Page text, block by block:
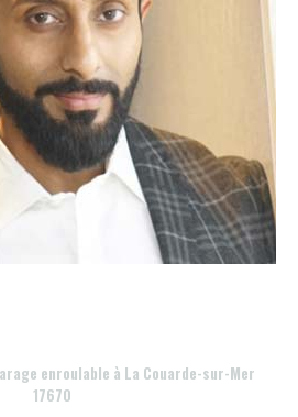
enroulable à La Couarde-sur-Mer
17670